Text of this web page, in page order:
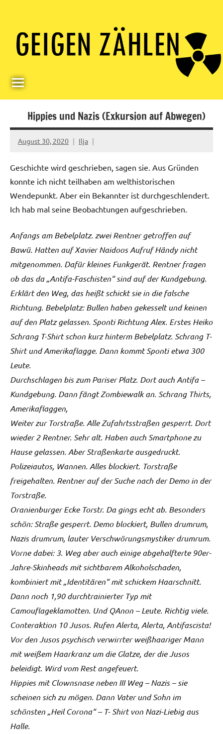
contentGeigerzähler
Hippies und Nazis (Exkursion auf Abwegen)
August 30, 2020 Ilja
Geschichte wird geschrieben, sagen sie. Aus Gründen
konnte ich nicht teilhaben am welthistorischen
Wendepunkt. Aber ein Bekannter ist durchgeschlendert.
Ich hab mal seine Beobachtungen aufgeschrieben.
Anfangs am Bebelplatz. zwei Rentner getroffen auf
Bawü. Hatten auf Xavier Naidoos Aufruf Händy nicht
mitgenommen. Dafür kleines Funkgerät. Rentner fragen
ob das da „Antifa-Faschisten“ sind auf der Kundgebung.
Erklärt den Weg, das heißt schickt sie in die falsche
Richtung. Bebelplatz: Bullen haben gekesselt und keinen
auf den Platz gelassen. Sponti Richtung Alex. Erstes Heiko
Schrang T-Shirt schon kurz hinterm Bebelplatz. Schrang T-
Shirt und Amerikaflagge. Dann kommt Sponti etwa 300
Leute.
Durchschlagen bis zum Pariser Platz. Dort auch Antifa –
Kundgebung. Dann fängt Zombiewalk an. Schrang Thirts,
Amerikaflaggen,
Weiter zur Torstraße. Alle Zufahrtsstraßen gesperrt. Dort
wieder 2 Rentner. Sehr alt. Haben auch Smartphone zu
Hause gelassen. Aber Straßenkarte ausgedruckt.
Polizeiautos, Wannen. Alles blockiert. Torstraße
freigehalten. Rentner auf der Suche nach der Demo in der
Torstraße.
Oranienburger Ecke Torstr. Da gings echt ab. Besonders
schön: Straße gesperrt. Demo blockiert, Bullen drumrum,
Nazis drumrum, lauter Verschwörungsmystiker drumrum.
Vorne dabei: 3. Weg aber auch einige abgehalfterte 90er-
Jahre-Skinheads mit sichtbarem Alkoholschaden,
kombiniert mit „Identitären“ mit schickem Haarschnitt.
Dann noch 1,90 durchtrainierter Typ mit
Camouflageklamotten. Und QAnon – Leute. Richtig viele.
Conteraktion 10 Jusos. Rufen Alerta, Alerta, Antifascista!
Vor den Jusos psychisch verwirrter weißhaariger Mann
mit weißem Haarkranz um die Glatze, der die Jusos
beleidigt. Wird vom Rest angefeuert.
Hippies mit Clownsnase neben III Weg – Nazis – sie
scheinen sich zu mögen. Dann Vater und Sohn im
schönsten „Heil Corona“ – T- Shirt von Nazi-Liebig aus
Halle.